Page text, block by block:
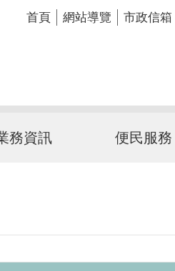
首頁 網站導覽 市政信箱
務資訊 便民服務